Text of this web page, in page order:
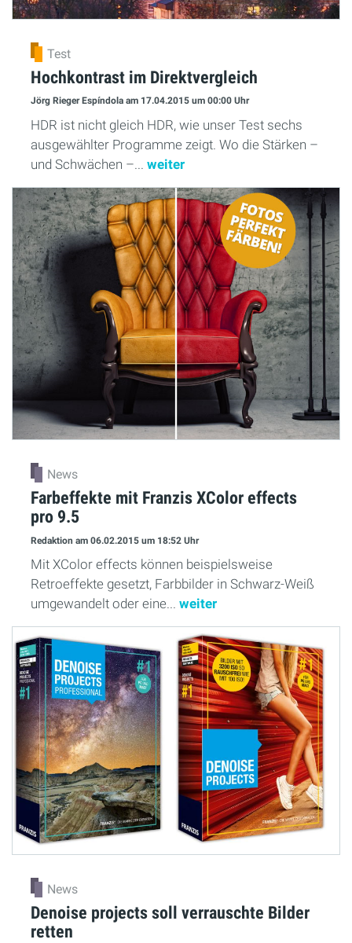
Test
Hochkontrast im Direktvergleich
Jörg Rieger Espíndola am 17.04.2015 um 00:00 Uhr
HDR ist nicht gleich HDR, wie unser Test sechs
ausgewählter Programme zeigt. Wo die Stärken –
und Schwächen –... weiter
News
Farbeffekte mit Franzis XColor effects
pro 9.5
Redaktion am 06.02.2015 um 18:52 Uhr
Mit XColor effects können beispielsweise
Retroeffekte gesetzt, Farbbilder in Schwarz-Weiß
umgewandelt oder eine... weiter
News
Denoise projects soll verrauschte Bilder
retten